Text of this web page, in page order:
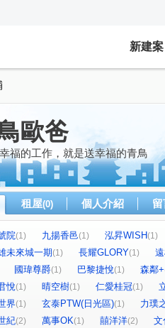
新建案
歐爸
福的工作，就是送幸福的青鳥
租屋(0) 個人介紹
院(1) 九揚香邑(1) 泓昇WISH(1)
未來城一期(1) 長耀GLORY(1)
國瑋尊爵(1) 巴黎捷悅(1) 森鄰+
悅(1) 晴空樹(1) 仁愛桂冠(1)
界(1) 玄泰PTW(日光區)(1)
力璞
紀(2) 萬事OK(1) 囍洋洋(2)
文